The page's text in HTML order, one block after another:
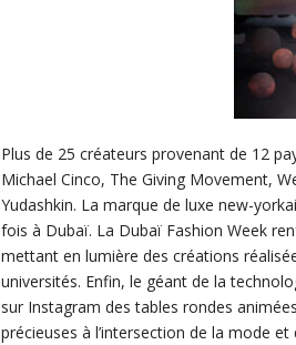
Plus de 25 créateurs provenant de 12
Michael Cinco, The Giving Movement,
Yudashkin. La marque de luxe new-
fois à Dubaï. La Dubaï Fashion Week
mettant en lumière des créations
universités. Enfin, le géant de la
sur Instagram des tables rondes
précieuses à l’intersection de la mode